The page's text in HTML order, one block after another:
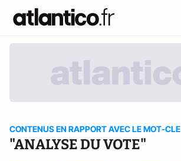
CONTENUS EN RAPPORT AVEC LE MOT-CLE
"ANALYSE DU VOTE"